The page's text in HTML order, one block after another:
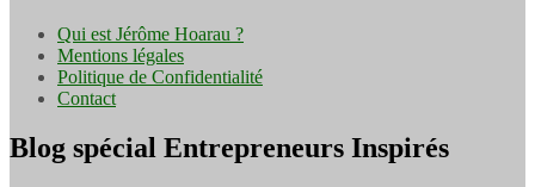
Qui est Jérôme Hoarau ?
Mentions légales
Politique de Confidentialité
Contact
Blog spécial Entrepreneurs Inspirés